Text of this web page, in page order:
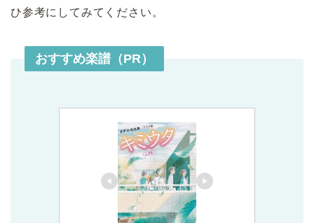
ひ参考にしてみてください。
おすすめ楽譜（PR）